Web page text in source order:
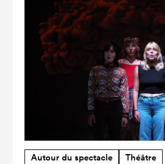
Autour du spectacle Théâtre